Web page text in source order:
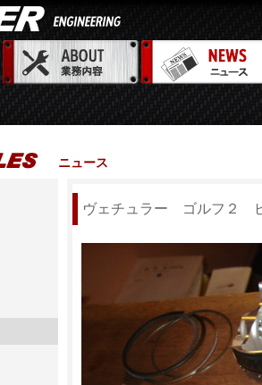
ニュース
ヴェチュラー ゴルフ２